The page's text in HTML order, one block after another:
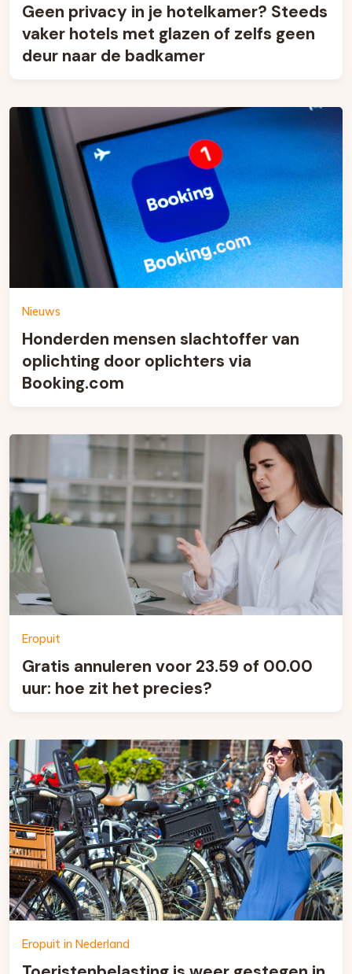
Geen privacy in je hotelkamer? Steeds
vaker hotels met glazen of zelfs geen
deur naar de badkamer
Nieuws
Honderden mensen slachtoffer van
oplichting door oplichters via
Booking.com
Eropuit
Gratis annuleren voor 23.59 of 00.00
uur: hoe zit het precies?
Eropuit in Nederland